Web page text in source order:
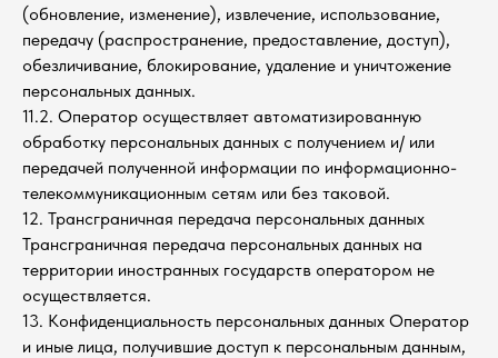
(обновление, изменение), извлечение, использование,
передачу (распространение, предоставление, доступ),
обезличивание, блокирование, удаление и уничтожение
персональных данных.
11.2. Оператор осуществляет автоматизированную
обработку персональных данных с получением и/ или
передачей полученной информации по информационно-
телекоммуникационным сетям или без таковой.
12. Трансграничная передача персональных данных
Трансграничная передача персональных данных на
территории иностранных государств оператором не
осуществляется.
13. Конфиденциальность персональных данных Оператор
и иные лица, получившие доступ к персональным данным,